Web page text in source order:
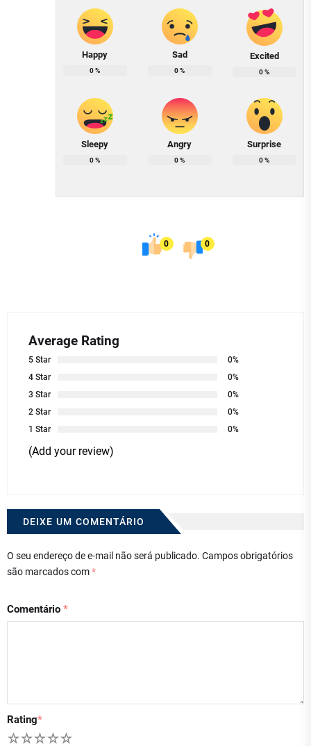
Happy
0%
Sad
0%
Excited
0%
Sleepy
0%
Angry
0%
Surprise
0%
0 0
Average Rating
5 Star
0%
4 Star
0%
3 Star
0%
2 Star
0%
1 Star
0%
(Add your review)
DEIXE UM COMENTÁRIO
O seu endereço de e-mail não será publicado. Campos obrigatórios
são marcados com*
Comentário *
Rating*
5
4
3
2